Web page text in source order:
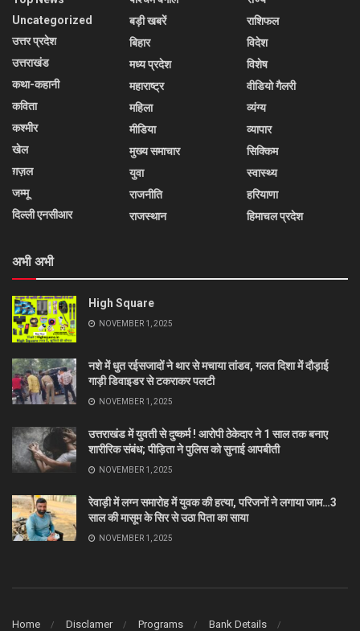
Uncategorized
उत्तर प्रदेश
उत्तराखंड
कथा-कहानी
कविता
कश्मीर
खेल
ग़ज़ल
जम्मू
दिल्ली एनसीआर
बड़ी खबरें
बिहार
मध्य प्रदेश
महाराष्ट्र
महिला
मीडिया
मुख्य समाचार
युवा
राजनीति
राजस्थान
राशिफल
विदेश
विशेष
वीडियो गैलरी
व्यंग्य
व्यापार
सिक्किम
स्वास्थ्य
हरियाणा
हिमाचल प्रदेश
अभी अभी
High Square
NOVEMBER 1, 2025
नशे में धुत रईसजादों ने थार से मचाया तांडव, गलत दिशा में दौड़ाई
गाड़ी डिवाइडर से टकराकर पलटी
NOVEMBER 1, 2025
उत्तराखंड में युवती से दुष्कर्म ! आरोपी ठेकेदार ने 1 साल तक बनाए
शारीरिक संबंध; पीड़िता ने पुलिस को सुनाई आपबीती
NOVEMBER 1, 2025
रेवाड़ी में लग्न समारोह में युवक की हत्या, परिजनों ने लगाया जाम…3
साल की मासूम के सिर से उठा पिता का साया
NOVEMBER 1, 2025
Home Disclamer Programs Bank Details